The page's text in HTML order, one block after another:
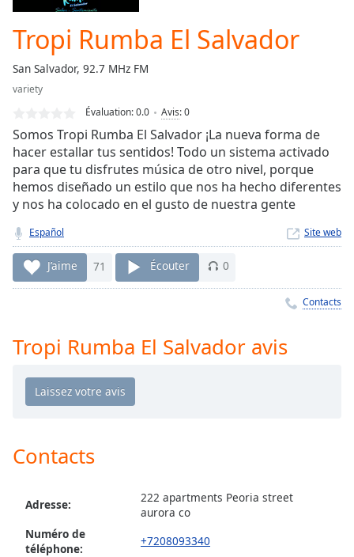
Duration
Loaded:
0.00%
Type
Seek to
live,
currently
behind
liveLIVE
Remaining
Time-
1x
Chapters
Descriptions
off,
selected
Subtitles
subtitles
settings,
Tropi Rumba El Salvador
San Salvador, 92.7 MHz FM
variety
Évaluation:0.0 Avis:0
Somos Tropi Rumba El Salvador ¡La nueva forma de
hacer estallar tus sentidos! Todo un sistema activado
para que tu disfrutes música de otro nivel, porque
hemos diseñado un estilo que nos ha hecho diferentes
y nos ha colocado en el gusto de nuestra gente
Español Site web
J’aime 71 Écouter 0
Contacts
Tropi Rumba El Salvador avis
Contacts
Adresse:
222 apartments Peoria street
aurora co
Numéro de
téléphone:
+7208093340